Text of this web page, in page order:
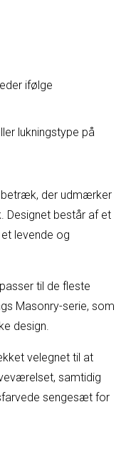
der udmærker
Designet består af et
levende og
til de fleste
Masonry-serie, som
design.
velegnet til at
samtidig
sengesæt for
ifølge
lukningstype på